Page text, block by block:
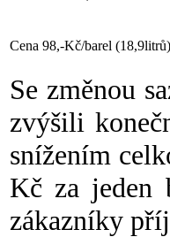
Cena 98,-Kč/barel
Se změnou
zvýšili
snížením
Kč za jeden
zákazníky